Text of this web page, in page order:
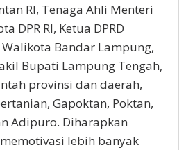
RI, Tenaga Ahli Menteri
DPR RI, Ketua DPRD
Bandar Lampung,
Bupati Lampung Tengah,
provinsi dan daerah,
Gapoktan, Poktan,
Adipuro. Diharapkan
lebih banyak